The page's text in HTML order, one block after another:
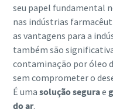
seu papel fundamental
nas indústrias
as vantagens para a
também são
contaminação por óleo
sem comprometer o
É uma solução segurae
do ar.